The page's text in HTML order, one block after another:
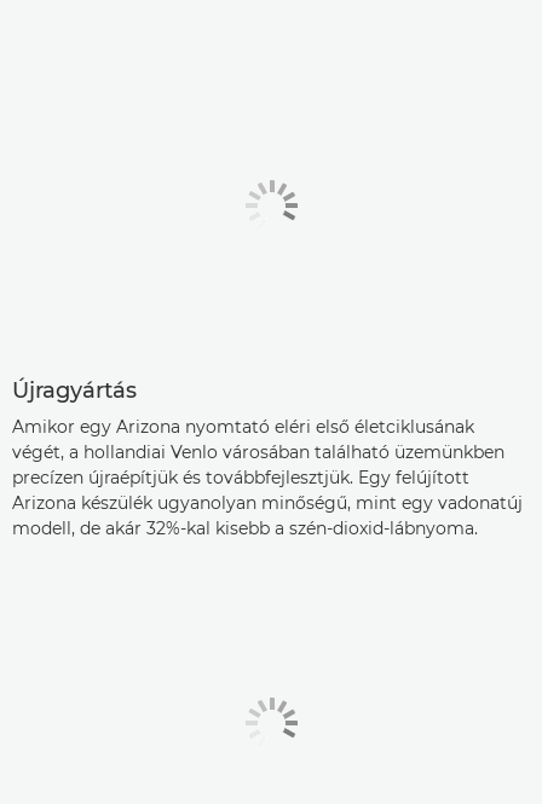
Újragyártás
Amikor egy Arizona nyomtató eléri első életciklusának
végét, a hollandiai Venlo városában található üzemünkben
precízen újraépítjük és továbbfejlesztjük. Egy felújított
Arizona készülék ugyanolyan minőségű, mint egy vadonatúj
modell, de akár 32%-kal kisebb a szén-dioxid-lábnyoma.